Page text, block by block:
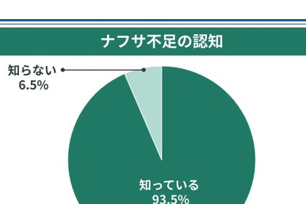
植物工場
グローバル設計・開発
制御セキュリティ
新型コロナへの対応